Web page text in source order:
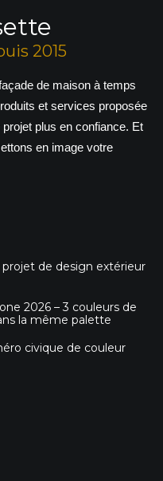
2015
de maison à temps
et services proposée
plus en confiance. Et
en image votre
de design extérieur
2026 – 3 couleurs de
la même palette
civique de couleur